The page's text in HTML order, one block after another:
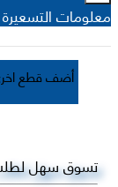
معلومات التسعيرة
أضف قطع
تسوق سهل